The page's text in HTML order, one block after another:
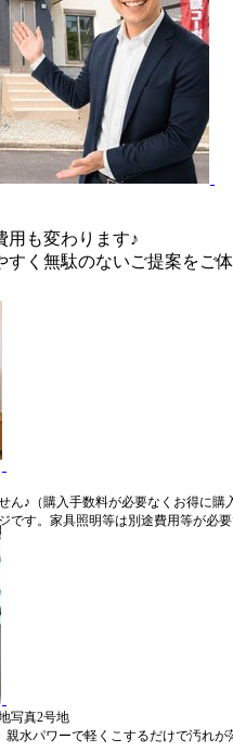
用も変わります♪
く無駄のないご提案をご
ん♪（購入手数料が必要なくお得に購
です。家具照明等は別途費用等が必
写真2号地
水パワーで軽くこするだけで汚れ